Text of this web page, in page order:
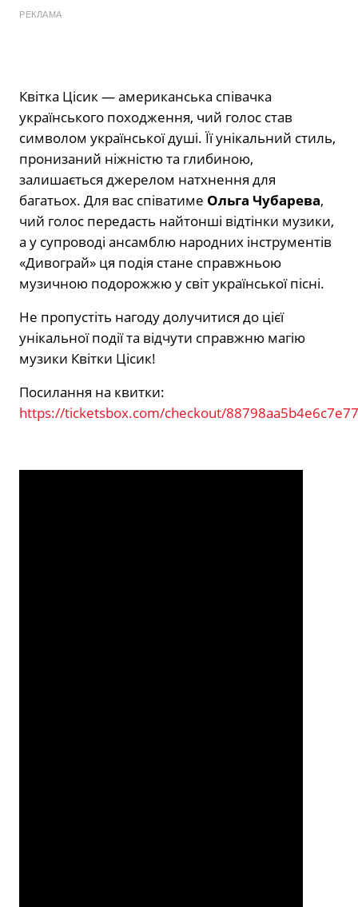
РЕКЛАМА
Квітка Цісик — американська співачка
українського походження, чий голос став
символом української душі. Її унікальний стиль,
пронизаний ніжністю та глибиною,
залишається джерелом натхнення для
багатьох. Для вас співатиме Ольга Чубарева,
чий голос передасть найтонші відтінки музики,
а у супроводі ансамблю народних інструментів
«Дивограй» ця подія стане справжньою
музичною подорожжю у світ української пісні.
Не пропустіть нагоду долучитися до цієї
унікальної події та відчути справжню магію
музики Квітки Цісик!
Посилання на квитки:
https://ticketsbox.com/checkout/